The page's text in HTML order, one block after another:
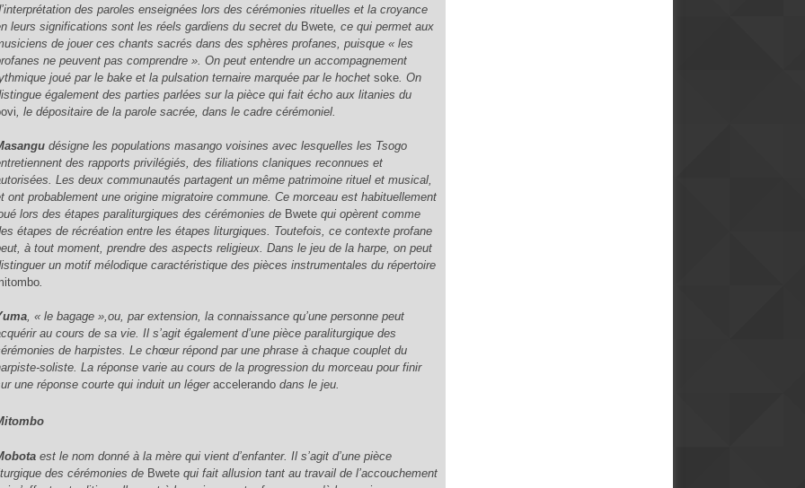
des paroles enseignées lors des cérémonies rituelles et la croyance
leurs significations sont les réels gardiens du secret du Bwete , ce qui permet aux
de jouer ces chants sacrés dans des sphères profanes, puisque « les
ne peuvent pas comprendre ». On peut entendre un accompagnement
joué par le bake et la pulsation ternaire marquée par le hochetsoke . On
également des parties parlées sur la pièce qui fait écho aux litanies du
, le dépositaire de la parole sacrée, dans le cadre cérémoniel.
désigne les populations masango voisines avec lesquelles les Tsogo
des rapports privilégiés, des filiations claniques reconnues et
Les deux communautés partagent un même patrimoine rituel et musical,
ont probablement une origine migratoire commune. Ce morceau est habituellement
lors des étapes paraliturgiques des cérémonies de Bwete qui opèrent comme
étapes de récréation entre les étapes liturgiques. Toutefois, ce contexte profane
à tout moment, prendre des aspects religieux. Dans le jeu de la harpe, on peut
un motif mélodique caractéristique des pièces instrumentales du répertoire
, « le bagage »,ou, par extension, la connaissance qu’une personne peut
au cours de sa vie. Il s’agit également d’une pièce paraliturgique des
de harpistes. Le chœur répond par une phrase à chaque couplet du
soliste. La réponse varie au cours de la progression du morceau pour finir
une réponse courte qui induit un légeraccelerando dans le jeu.
est le nom donné à la mère qui vient d’enfanter. Il s’agit d’une pièce
des cérémonies de Bwete qui fait allusion tant au travail de l’accouchement